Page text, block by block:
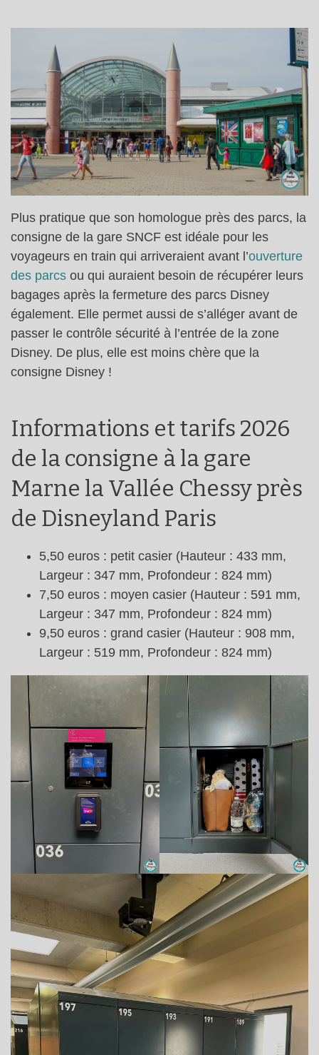
Plus pratique que son homologue près des parcs, la
consigne de la gare SNCF est idéale pour les
voyageurs en train qui arriveraient avant l’ouverture
des parcs ou qui auraient besoin de récupérer leurs
bagages après la fermeture des parcs Disney
également. Elle permet aussi de s’alléger avant de
passer le contrôle sécurité à l’entrée de la zone
Disney. De plus, elle est moins chère que la
consigne Disney !
Informations et tarifs 2026
de la consigne à la gare
Marne la Vallée Chessy près
de Disneyland Paris
5,50 euros : petit casier (Hauteur : 433 mm,
Largeur : 347 mm, Profondeur : 824 mm)
7,50 euros : moyen casier (Hauteur : 591 mm,
Largeur : 347 mm, Profondeur : 824 mm)
9,50 euros : grand casier (Hauteur : 908 mm,
Largeur : 519 mm, Profondeur : 824 mm)